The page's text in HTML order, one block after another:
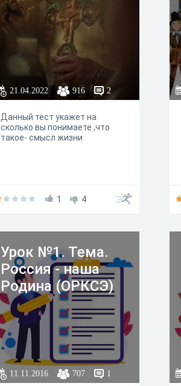
21.04.2022 916 2
Данный тест укажет на
сколько вы понимаете ,что
такое- смысл жизни
1 4
Урок №1. Тема.
Россия - наша
Родина (ОРКСЭ)
11.11.2016 707 1